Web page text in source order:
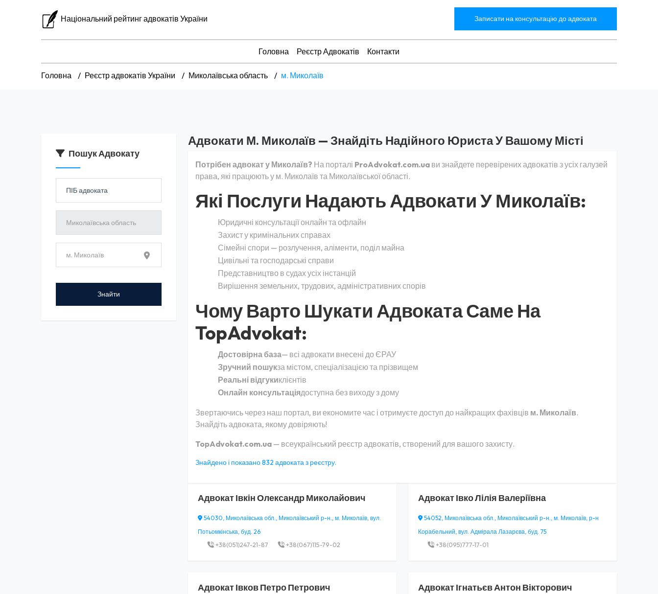
Національний рейтинг адвокатів України Записати на консультацію до адвоката
Головна Реєстр Адвокатів Контакти
Головна Реєстр адвокатів України Миколаївська область м. Миколаїв
Пошук Адвокату
Адвокати М. Миколаїв — Знайдіть Надійного Юриста У Вашому Місті
Потрібен адвокат у Миколаїв? На порталі ProAdvokat.com.ua ви знайдете перевірених адвокатів з усіх галузей
права, які працюють у м. Миколаїв та Миколаївської області.
Які Послуги Надають Адвокати У Миколаїв:
Юридичні консультації онлайн та офлайн
Захист у кримінальних справах
Сімейні спори — розлучення, аліменти, поділ майна
Цивільні та господарські справи
Представництво в судах усіх інстанцій
Вирішення земельних, трудових, адміністративних спорів
Чому Варто Шукати Адвоката Саме На
TopAdvokat:
Достовірна база— всі адвокати внесені до ЄРАУ
Зручний пошукза містом, спеціалізацією та прізвищем
Реальні відгукиклієнтів
Онлайн консультаціядоступна без виходу з дому
Звертаючись через наш портал, ви економите час і отримуєте доступ до найкращих фахівців м. Миколаїв.
Знайдіть адвоката, якому довіряють!
TopAdvokat.com.ua — всеукраїнський реєстр адвокатів, створений для вашого захисту.
Знайдено і показано 832 адвоката з реєстру.
АдвокатІвкін Олександр Миколайович
54030, Миколаївська обл., Миколаївський р-н., м. Миколаїв, вул.
Потьомкінська, буд. 26
+38(051)247-21-87 +38(067)115-79-02
АдвокатІвко Лілія Валеріївна
54052, Миколаївська обл., Миколаївський р-н., м. Миколаїв, р-н
Корабельний, вул. Адмірала Лазарєва, буд. 75
+38(095)777-17-01
АдвокатІвков Петро Петрович АдвокатІгнатьєв Антон Вікторович